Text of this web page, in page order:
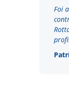
Foi